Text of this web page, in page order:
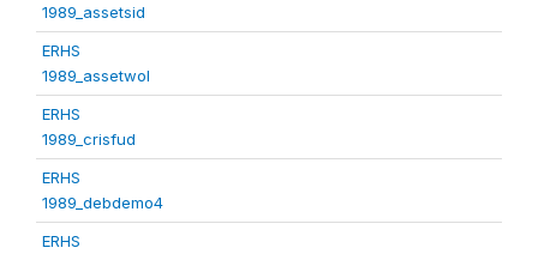
1989_assetsid
ERHS
1989_assetwol
ERHS
1989_crisfud
ERHS
1989_debdemo4
ERHS